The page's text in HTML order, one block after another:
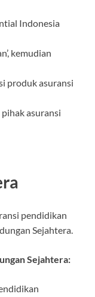
Indonesia
kemudian
produk asuransi
pihak asuransi
pendidikan
Sejahtera.
Sejahtera: